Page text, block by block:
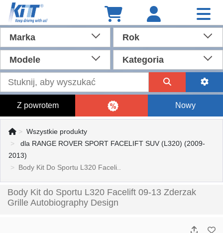
Marka Rok
Modele Kategoria
Z powrotem Nowy
Wszystkie produkty
dla RANGE ROVER SPORT FACELIFT SUV (L320) (2009-
2013)
Body Kit Do Sportu L320 Faceli..
Body Kit do Sportu L320 Facelift 09-13 Zderzak
Grille Autobiography Design